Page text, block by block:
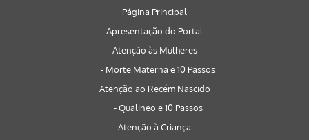
Página Principal
Apresentação do Portal
Atenção às Mulheres
- Morte Materna e 10 Passos
Atenção ao Recém Nascido
- Qualineo e 10 Passos
Atenção à Criança